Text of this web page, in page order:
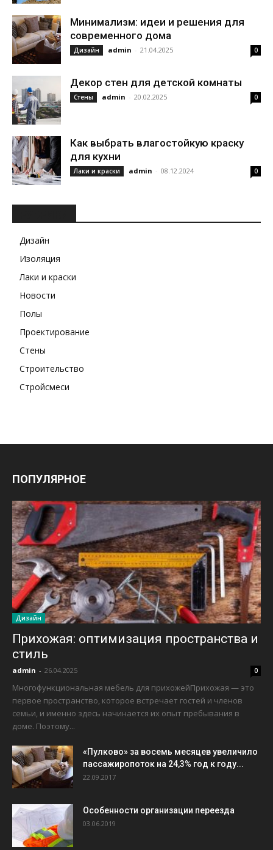
Минимализм: идеи и решения для
современного дома
Дизайн admin - 21.04.2025 0
Декор стен для детской комнаты
Стены admin - 20.02.2025 0
Как выбрать влагостойкую краску
для кухни
Лаки и краски admin - 08.12.2024 0
Дизайн
Изоляция
Лаки и краски
Новости
Полы
Проектирование
Стены
Строительство
Стройсмеси
ПОПУЛЯРНОЕ
Дизайн
Прихожая: оптимизация пространства и
стиль
admin - 26.04.2025 0
Многофункциональная мебель для прихожейПрихожая — это
первое пространство, которое встречает гостей и членов
семьи, и именно здесь начинается их опыт пребывания в
доме. Поэтому...
«Пулково» за восемь месяцев увеличило
пассажиропоток на 24,3% год к году...
22.09.2017
Особенности организации переезда
03.06.2019